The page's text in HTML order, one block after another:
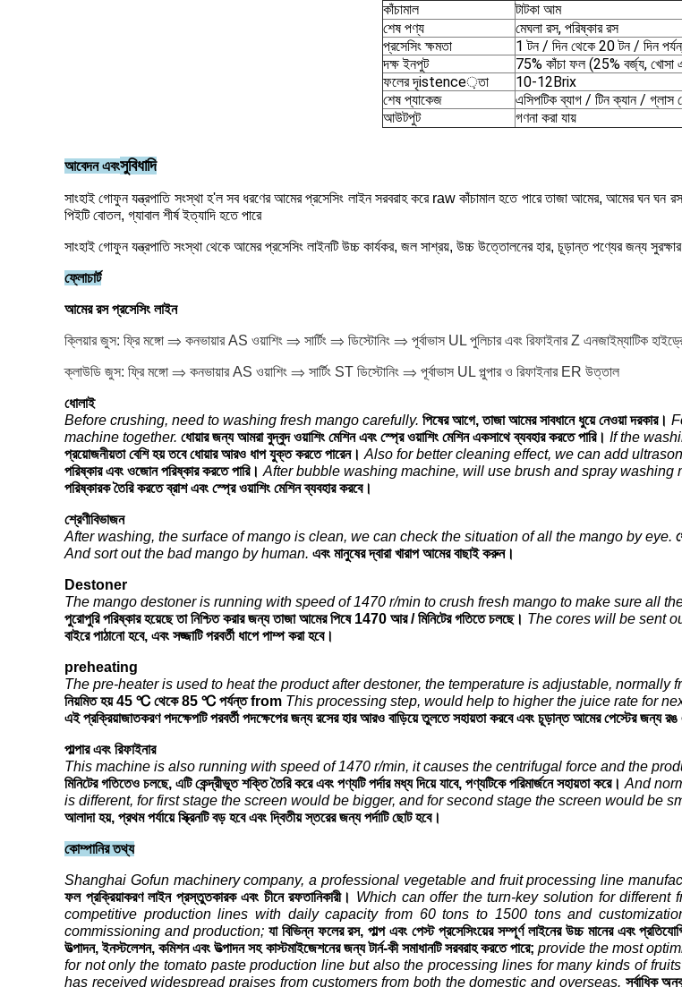
কাঁচামাল
টাটকা আম
শেষ পণ্য
মেঘলা রস, পরিষ্কার রস
প্রসেসিং ক্ষমতা
1 টন / দিন থেকে 20 টন / দিন
দক্ষ ইনপুট
75% কাঁচা ফল (25% বর্জ্য, খোসা
ফলের দৃistence়তা
10-12Brix
শেষ প্যাকেজ
এসিপটিক ব্যাগ / টিন ক্যান /
আউটপুট
গণনা করা যায়
আবেদন এবংসুবিধাদি
সাংহাই গোফুন যন্ত্রপাতি সংস্থা হ'ল সব ধরণের আমের প্রসেসিং লাইন সরবরাহ করে raw কাঁচামাল হতে পারে তাজা আমের, আমের ঘন ঘন
পিইটি বোতল, গ্যাবাল শীর্ষ ইত্যাদি হতে পারে
সাংহাই গোফুন যন্ত্রপাতি সংস্থা থেকে আমের প্রসেসিং লাইনটি উচ্চ কার্যকর, জল সাশ্রয়, উচ্চ উত্তোলনের হার, চূড়ান্ত পণ্যের জন্য সুরক্ষার
ফ্লোচার্ট
আমের রস প্রসেসিং লাইন
ক্লিয়ার জুস: ফ্রি মঙ্গো ⇒ কনভায়ার AS ওয়াশিং ⇒ সার্টিং ⇒ ডিস্টোনিং ⇒ পূর্বাভাস UL পুলিচার এবং রিফাইনার Z এনজাইম্যাটিক
ক্লাউডি জুস: ফ্রি মঙ্গো ⇒ কনভায়ার AS ওয়াশিং ⇒ সার্টিং ST ডিস্টোনিং ⇒ পূর্বাভাস UL পুল্পার ও রিফাইনার ER উত্তাল
ধোলাই
Before crushing, need to washing fresh mango carefully. পিষের আগে, তাজা আমের সাবধানে ধুয়ে নেওয়া দরকার।
machine together. ধোয়ার জন্য আমরা বুদ্বুদ ওয়াশিং মেশিন এবং স্প্রে ওয়াশিং মেশিন একসাথে ব্যবহার করতে পারি। If the
প্রয়োজনীয়তা বেশি হয় তবে ধোয়ার আরও ধাপ যুক্ত করতে পারেন। Also for better cleaning effect, we can add
পরিষ্কার এবং ওজোন পরিষ্কার করতে পারি। After bubble washing machine, will use brush and spray washing
পরিষ্কারক তৈরি করতে ব্রাশ এবং স্প্রে ওয়াশিং মেশিন ব্যবহার করবে।
শ্রেণীবিভাজন
After washing, the surface of mango is clean, we can check the situation of all the mango by eye.
And sort out the bad mango by human. এবং মানুষের দ্বারা খারাপ আমের বাছাই করুন।
Destoner
The mango destoner is running with speed of 1470 r/min to crush fresh mango to make sure all
পুরোপুরি পরিষ্কার হয়েছে তা নিশ্চিত করার জন্য তাজা আমের পিষে 1470 আর / মিনিটের গতিতে চলছে। The cores will be sent
বাইরে পাঠানো হবে, এবং সজ্জাটি পরবর্তী ধাপে পাম্প করা হবে।
preheating
The pre-heater is used to heat the product after destoner, the temperature is adjustable,
নিয়মিত হয় 45 ℃ থেকে 85 ℃ পর্যন্ত from This processing step, would help to higher the juice rate for
এই প্রক্রিয়াজাতকরণ পদক্ষেপটি পরবর্তী পদক্ষেপের জন্য রসের হার আরও বাড়িয়ে তুলতে সহায়তা করবে এবং চূড়ান্ত আমের পেস্টের জন্য রঙ
পাল্পার এবং রিফাইনার
This machine is also running with speed of 1470 r/min, it causes the centrifugal force and the
মিনিটের গতিতেও চলছে, এটি কেন্দ্রীভূত শক্তি তৈরি করে এবং পণ্যটি পর্দার মধ্য দিয়ে যাবে, পণ্যটিকে পরিমার্জনে সহায়তা করে। And
is different, for first stage the screen would be bigger, and for second stage the screen would be
আলাদা হয়, প্রথম পর্যায়ে স্ক্রিনটি বড় হবে এবং দ্বিতীয় স্তরের জন্য পর্দাটি ছোট হবে।
কোম্পানির তথ্য
Shanghai Gofun machinery company, a professional vegetable and fruit processing line
ফল প্রক্রিয়াকরণ লাইন প্রস্তুতকারক এবং চীনে রফতানিকারী। Which can offer the turn-key solution for
competitive production lines with daily capacity from 60 tons to 1500 tons and
commissioning and production; যা বিভিন্ন ফলের রস, পাল্প এবং পেস্ট প্রসেসিংয়ের সম্পূর্ণ লাইনের উচ্চ মানের এবং
উত্পাদন, ইনস্টলেশন, কমিশন এবং উত্পাদন সহ কাস্টমাইজেশনের জন্য টার্ন-কী সমাধানটি সরবরাহ করতে পারে; provide the most
for not only the tomato paste production line but also the processing lines for many kinds of
has received widespread praises from customers from both the domestic and overseas. সর্বাধিক